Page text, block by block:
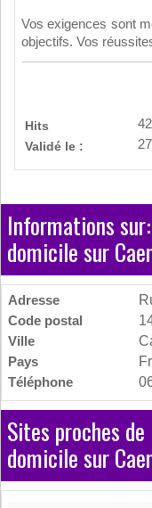
Vos exigences sont
objectifs. Vos
Hits
42
Validé le :
Informations
domicile sur
Adresse
Code postal
Ville
Pays
Téléphone
Sites proches
domicile sur